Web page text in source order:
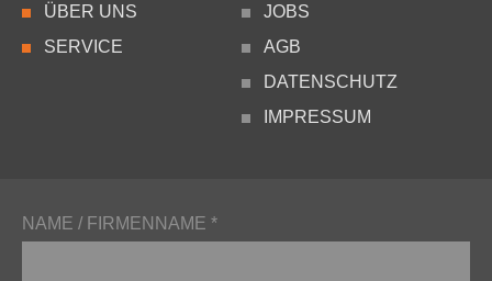
ÜBER UNS
SERVICE
JOBS
AGB
DATENSCHUTZ
IMPRESSUM
NAME / FIRMENNAME *